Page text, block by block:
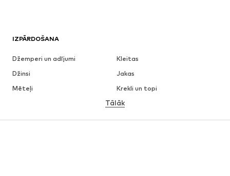
IZPĀRDOŠANA
Džemperi un adījumi
Kleitas
Džinsi
Jakas
Mēteļi
Krekli un topi
Apakšveļa
Svārki
Blūzes un tunikas
Tālāk